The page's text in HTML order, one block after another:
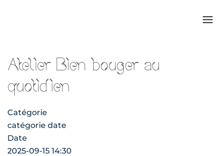
Atelier Bien bouger au
quotidien
Catégorie
catégorie date
Date
2025-09-15 14:30